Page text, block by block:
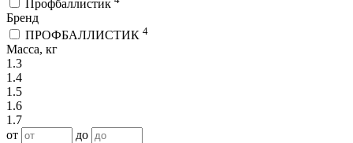
Профбаллистик
Бренд
ПРОФБАЛЛИСТИК 4
Масса, кг
1.3
1.4
1.5
1.6
1.7
от
до